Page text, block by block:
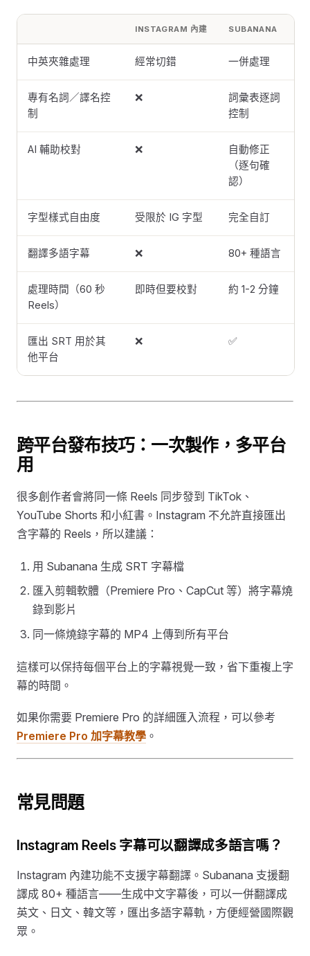
INSTAGRAM 內建 SUBANANA
中英夾雜處理 經常切錯 一併處理
專有名詞／譯名控
制
❌
詞彙表逐詞
控制
AI 輔助校對 ❌
自動修正
（逐句確
認）
字型樣式自由度 受限於 IG 字型 完全自訂
翻譯多語字幕 ❌ 80+ 種語言
處理時間（60 秒
Reels）
即時但要校對 約 1-2 分鐘
匯出 SRT 用於其
他平台
❌ ✅
跨平台發布技巧：一次製作，多平台
用
很多創作者會將同一條 Reels 同步發到 TikTok、
YouTube Shorts 和小紅書。Instagram 不允許直接匯出
含字幕的 Reels，所以建議：
用 Subanana 生成 SRT 字幕檔
匯入剪輯軟體（Premiere Pro、CapCut 等）將字幕燒
錄到影片
同一條燒錄字幕的 MP4 上傳到所有平台
這樣可以保持每個平台上的字幕視覺一致，省下重複上字
幕的時間。
如果你需要 Premiere Pro 的詳細匯入流程，可以參考
Premiere Pro 加字幕教學 。
常見問題
Instagram Reels 字幕可以翻譯成多語言嗎？
Instagram 內建功能不支援字幕翻譯。Subanana 支援翻
譯成 80+ 種語言——生成中文字幕後，可以一併翻譯成
英文、日文、韓文等，匯出多語字幕軌，方便經營國際觀
眾。